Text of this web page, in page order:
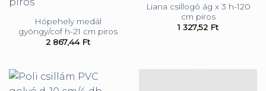
Hópehely medál
gyöngy/cof h-21 cm piros
2 867,44 Ft
Liana csillogó ág x 3 h-120
cm piros
1 327,52 Ft